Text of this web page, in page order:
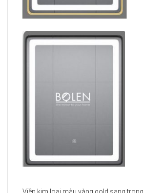
đại năng động cho căn phòng.